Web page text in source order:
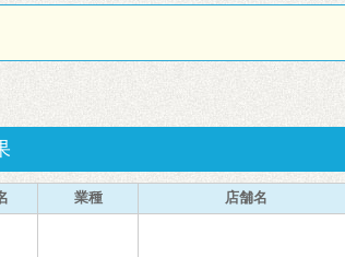
業種 店舗名